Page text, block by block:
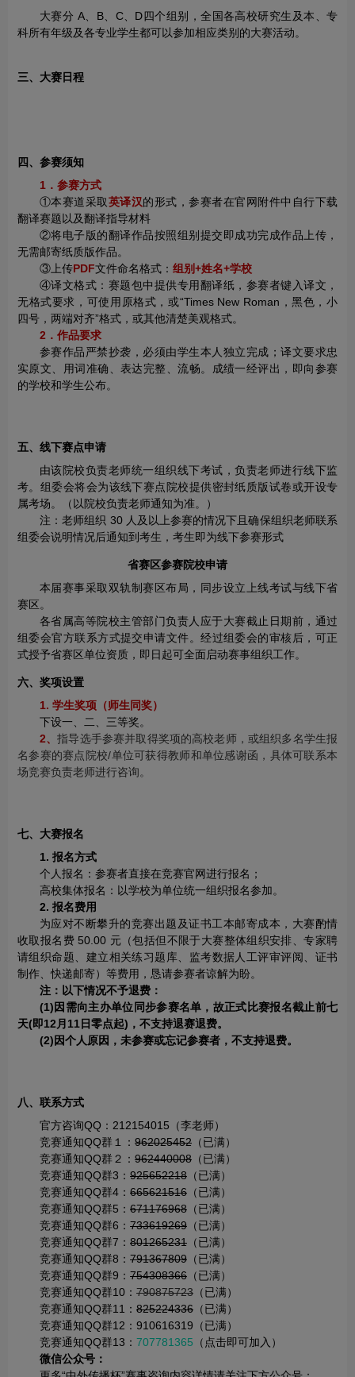
大赛分 A、B、C、D四个组别，全国各高校研究生及本、专
科所有年级及各专业学生都可以参加相应类别的大赛活动。
三、大赛日程
四、参赛须知
1．参赛方式
①本赛道采取英译汉的形式，参赛者在官网附件中自行下载
翻译赛题以及翻译指导材料
②将电子版的翻译作品按照组别提交即成功完成作品上传，
无需邮寄纸质版作品。
③上传PDF文件命名格式： 组别+姓名+学校
④译文格式：赛题包中提供专用翻译纸，参赛者键入译文，
无格式要求，可使用原格式，或“Times New Roman，黑色，小
四号，两端对齐”格式，或其他清楚美观格式。
2．作品要求
参赛作品严禁抄袭，必须由学生本人独立完成；译文要求忠
实原文、用词准确、表达完整、流畅。成绩一经评出，即向参赛
的学校和学生公布。
五、线下赛点申请
由该院校负责老师统一组织线下考试，负责老师进行线下监
考。组委会将会为该线下赛点院校提供密封纸质版试卷或开设专
属考场。（以院校负责老师通知为准。）
注：老师组织 30 人及以上参赛的情况下且确保组织老师联系
组委会说明情况后通知到考生，考生即为线下参赛形式
省赛区参赛院校申请
本届赛事采取双轨制赛区布局，同步设立上线考试与线下省
赛区。
各省属高等院校主管部门负责人应于大赛截止日期前，通过
组委会官方联系方式提交申请文件。经过组委会的审核后，可正
式授予省赛区单位资质，即日起可全面启动赛事组织工作。
六、奖项设置
1. 学生奖项（师生同奖）
下设一、二、三等奖。
2、指导选手参赛并取得奖项的高校老师，或组织多名学生报
名参赛的赛点院校/单位可获得教师和单位感谢函，具体可联系本
场竞赛负责老师进行咨询。
七、大赛报名
1. 报名方式
个人报名：参赛者直接在竞赛官网进行报名；
高校集体报名：以学校为单位统一组织报名参加。
2. 报名费用
为应对不断攀升的竞赛出题及证书工本邮寄成本，大赛酌情
收取报名费 50.00 元（包括但不限于大赛整体组织安排、专家聘
请组织命题、建立相关练习题库、监考数据人工评审评阅、证书
制作、快递邮寄）等费用，恳请参赛者谅解为盼。
注：以下情况不予退费：
(1)因需向主办单位同步参赛名单，故正式比赛报名截止前七
天(即12月11日零点起)，不支持退赛退费。
(2)因个人原因，未参赛或忘记参赛者，不支持退费。
八、联系方式
官方咨询QQ：212154015（李老师）
竞赛通知QQ群１： 962025452 （已满）
竞赛通知QQ群２： 962440008 （已满）
竞赛通知QQ群3： 925652218 （已满）
竞赛通知QQ群4： 665621516 （已满）
竞赛通知QQ群5： 671176968 （已满）
竞赛通知QQ群6： 733619269 （已满）
竞赛通知QQ群7： 801265231 （已满）
竞赛通知QQ群8： 791367809 （已满）
竞赛通知QQ群9： 754308366 （已满）
竞赛通知QQ群10： 790875723 （已满）
竞赛通知QQ群11： 825224336 （已满）
竞赛通知QQ群12：910616319（已满）
竞赛通知QQ群13： 707781365 （点击即可加入）
微信公众号：